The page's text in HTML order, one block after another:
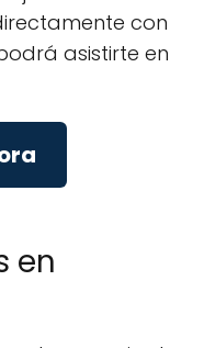
con
asistirte en
en